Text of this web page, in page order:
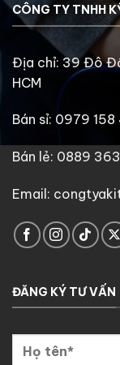
CÔNG TY TNHH
Địa chỉ: 39 Đô
HCM
Bán sỉ: 0979
Bán lẻ: 0889
Email:
ĐĂNG KÝ TƯ VẤN